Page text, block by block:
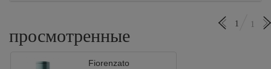
просмотренные
1 1
Fiorenzato